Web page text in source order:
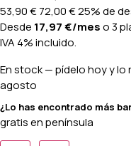
53,90€72,00€25% de
Desde 17,97€/meso 3
IVA 4% incluido.
En stock— pídelo hoy y lo
agosto
¿Lo has encontrado más
gratis en península